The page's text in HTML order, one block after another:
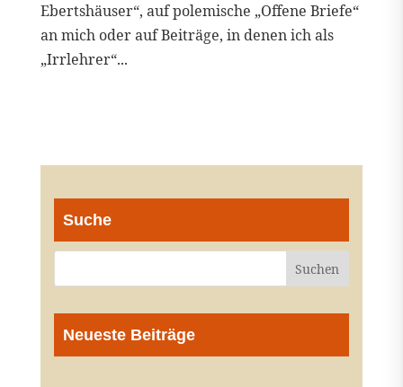
Ebertshäuser“, auf polemische „Offene Briefe“
an mich oder auf Beiträge, in denen ich als
„Irrlehrer“...
Suche
Neueste Beiträge